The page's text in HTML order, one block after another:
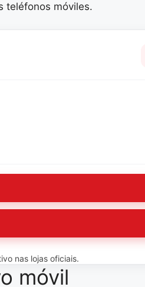
teléfonos móviles.
nas lojas oficiais.
móvil